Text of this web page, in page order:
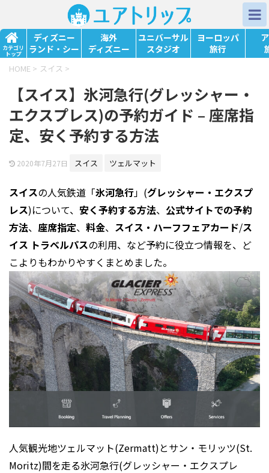
カテゴリ
トップ
ディズニー
ランド・シー
海外
ディズニー
ユニバーサル
スタジオ
ヨーロッパ
旅行
HOME > スイス >
【スイス】氷河急行(グレッシャー・
エクスプレス)の予約ガイド – 座席指
定、安く予約する方法
2020年7月27日 スイス ツェルマット
スイスの人気鉄道 「氷河急行」(グレッシャー・エクスプ
レス)について、 安く予約する方法、 公式サイトでの予約
方法、 座席指定、 料金、 スイス・ハーフフェアカード/ス
イス トラベルパスの利用、など予約に役立つ情報を、ど
こよりもわかりやすくまとめました。
人気観光地ツェルマット(Zermatt)とサン・モリッツ(St.
Moritz)間を走る氷河急行(グレッシャー・エクスプレ